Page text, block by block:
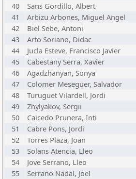
40
Sans Gordillo, Albert
41
Arbizu Arbones, Miguel Angel
42
Biel Sebe, Antoni
43
Arto Soriano, Didac
44
Jucla Esteve, Francisco Javier
45
Cabestany Serra, Xavier
46
Agadzhanyan, Sonya
47
Colomer Meseguer, Salvador
48
Turuguet Vilardell, Jordi
49
Zhylyakov, Sergii
50
Caicedo Prunera, Inti
51
Cabre Pons, Jordi
52
Torres Plaza, Joan
53
Solans Atencia, Lleo
54
Jove Serrano, Lleo
55
Serrano Nadal, Joel